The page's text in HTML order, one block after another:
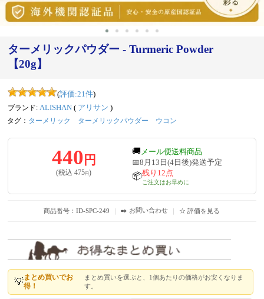
ターメリックパウダー - Turmeric Powder
【20g】
(評価:21件)
ブランド: ALISHAN ( アリサン )
タグ： ターメリック ターメリックパウダー ウコン
440 円
(税込475円)
🚚 メール便送料商品
📅8月13日(4日後)発送予定
📦残り12点
ご注文はお早めに
商品番号：ID-SPC-249 ｜ ✒️ お問い合わせ ｜ ☆ 評価を見る
💡まとめ買いでお
得！
まとめ買いを選ぶと、1個あたりの価格がお安くなりま
す。